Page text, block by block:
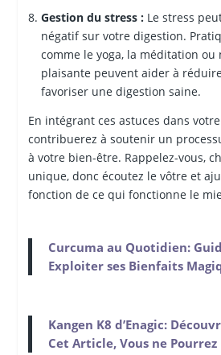
Gestion du stress :Le stress
négatif sur votre digestion.
comme le yoga, la méditation ou
plaisante peuvent aider à
favoriser une digestion saine.
En intégrant ces astuces dans
contribuerez à soutenir un
à votre bien-être. Rappelez-vous,
unique, donc écoutez le vôtre et
fonction de ce qui fonctionne le
Curcuma au Quotidien:
Exploiter ses Bienfaits
Kangen K8 d’Enagic:
Cet Article, Vous ne Pourrez